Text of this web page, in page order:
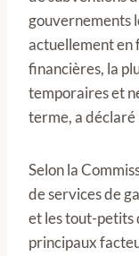
gouvernements
actuellement en
financières, la
temporaires et
terme, a déclaré
Selon la
de services de
et les tout-petits
principaux